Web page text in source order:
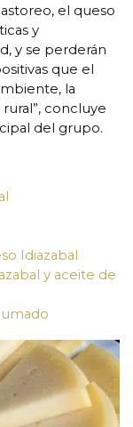
el queso
y
y se perderán
que el
la
concluye
del grupo.
Idiazabal
y aceite de